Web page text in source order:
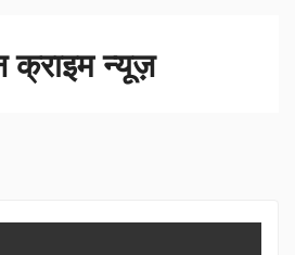
क्राइम न्यूज़